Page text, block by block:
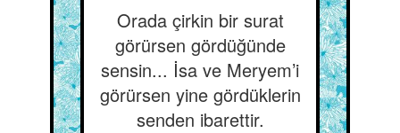
Orada çirkin bir surat
görürsen gördüğünde
sensin... İsa ve Meryem’i
görürsen yine gördüklerin
senden ibarettir.